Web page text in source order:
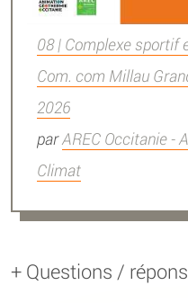
08 | Complexe sportif
Com. com Millau
2026
parAREC Occitanie -
Climat
+ Questions /